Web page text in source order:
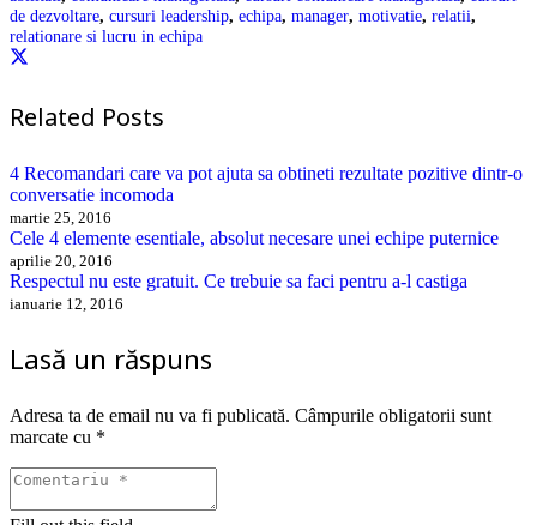
de dezvoltare, cursuri leadership, echipa, manager, motivatie, relatii,
relationare si lucru in echipa
Related Posts
4 Recomandari care va pot ajuta sa obtineti rezultate pozitive dintr-o
conversatie incomoda
martie 25, 2016
Cele 4 elemente esentiale, absolut necesare unei echipe puternice
aprilie 20, 2016
Respectul nu este gratuit. Ce trebuie sa faci pentru a-l castiga
ianuarie 12, 2016
Lasă un răspuns
Adresa ta de email nu va fi publicată. Câmpurile obligatorii sunt
marcate cu *